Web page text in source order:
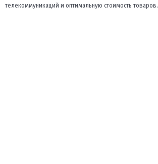
телекоммуникаций и оптимальную стоимость товаров.